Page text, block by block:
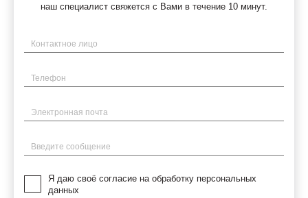
наш специалист свяжется с Вами в течение 10 минут.
Имя
Телефон
Электронная почта
Введите сообщение
Я даю своё согласие на обработку персональных
данных